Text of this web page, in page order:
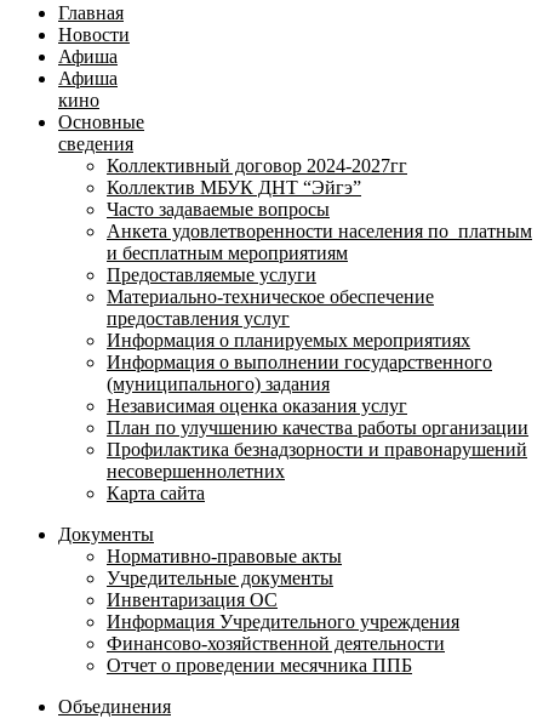
Главная
Новости
Афиша
Афиша
кино
Основные
сведения
Коллективный договор 2024-2027гг
Коллектив МБУК ДНТ “Эйгэ”
Часто задаваемые вопросы
Анкета удовлетворенности населения по платным
и бесплатным мероприятиям
Предоставляемые услуги
Материально-техническое обеспечение
предоставления услуг
Информация о планируемых мероприятиях
Информация о выполнении государственного
(муниципального) задания
Независимая оценка оказания услуг
План по улучшению качества работы организации
Профилактика безнадзорности и правонарушений
несовершеннолетних
Карта сайта
Документы
Нормативно-правовые акты
Учредительные документы
Инвентаризация ОС
Информация Учредительного учреждения
Финансово-хозяйственной деятельности
Отчет о проведении месячника ППБ
Объединения